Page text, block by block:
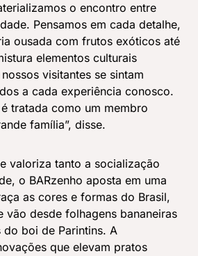
o encontro entre
Pensamos em cada detalhe,
ousada com frutos exóticos até
elementos culturais
visitantes se sintam
a cada experiência conosco.
tratada como um membro
família”, disse.
valoriza tanto a socialização
o BARzenho aposta em uma
as cores e formas do Brasil,
vão desde folhagens bananeiras
do boi de Parintins. A
que elevam pratos